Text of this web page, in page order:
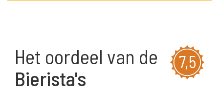
7,5
Het oordeel van de
Bierista's